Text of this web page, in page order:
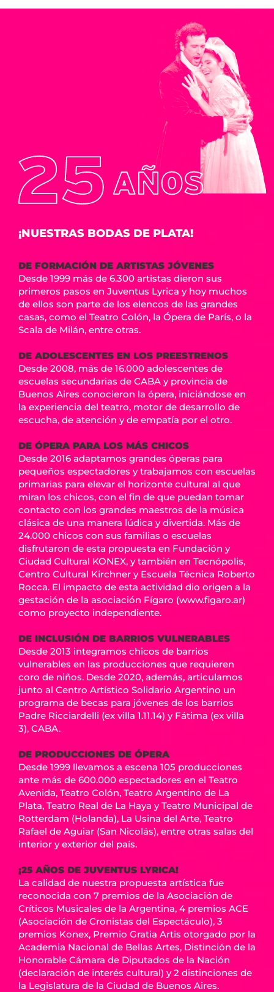
¡NUESTRAS BODAS DE PLATA!
DE FORMACIÓN DE ARTISTAS JÓVENES
Desde 1999 más de 6.300 artistas dieron sus
primeros pasos en Juventus Lyrica y hoy muchos
de ellos son parte de los elencos de las grandes
casas, como el Teatro Colón, la Ópera de París, o la
Scala de Milán, entre otras.
DE ADOLESCENTES EN LOS PREESTRENOS
Desde 2008, más de 16.000 adolescentes de
escuelas secundarias de CABA y provincia de
Buenos Aires conocieron la ópera, iniciándose en
la experiencia del teatro, motor de desarrollo de
escucha, de atención y de empatía por el otro.
DE ÓPERA PARA LOS MÁS CHICOS
Desde 2016 adaptamos grandes óperas para
pequeños espectadores y trabajamos con escuelas
primarias para elevar el horizonte cultural al que
miran los chicos, con el fin de que puedan tomar
contacto con los grandes maestros de la música
clásica de una manera lúdica y divertida. Más de
24.000 chicos con sus familias o escuelas
disfrutaron de esta propuesta en Fundación y
Ciudad Cultural KONEX, y también en Tecnópolis,
Centro Cultural Kirchner y Escuela Técnica Roberto
Rocca. El impacto de esta actividad dio origen a la
gestación de la asociación Fígaro (www.figaro.ar)
como proyecto independiente.
DE INCLUSIÓN DE BARRIOS VULNERABLES
Desde 2013 integramos chicos de barrios
vulnerables en las producciones que requieren
coro de niños. Desde 2020, además, articulamos
junto al Centro Artístico Solidario Argentino un
programa de becas para jóvenes de los barrios
Padre Ricciardelli (ex villa 1.11.14) y Fátima (ex villa
3), CABA.
DE PRODUCCIONES DE ÓPERA
Desde 1999 llevamos a escena 105 producciones
ante más de 600.000 espectadores en el Teatro
Avenida, Teatro Colón, Teatro Argentino de La
Plata, Teatro Real de La Haya y Teatro Municipal de
Rotterdam (Holanda), La Usina del Arte, Teatro
Rafael de Aguiar (San Nicolás), entre otras salas del
interior y exterior del país.
¡25 AÑOS DE JUVENTUS LYRICA!
La calidad de nuestra propuesta artística fue
reconocida con 7 premios de la Asociación de
Críticos Musicales de la Argentina, 4 premios ACE
(Asociación de Cronistas del Espectáculo), 3
premios Konex, Premio Gratia Artis otorgado por la
Academia Nacional de Bellas Artes, Distinción de la
Honorable Cámara de Diputados de la Nación
(declaración de interés cultural) y 2 distinciones de
la Legislatura de la Ciudad de Buenos Aires.